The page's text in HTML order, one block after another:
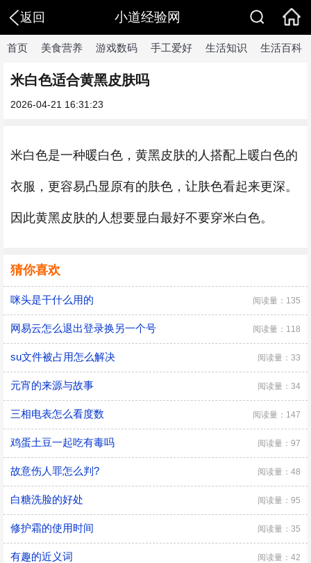
返回 小道经验网
首页 美食营养 游戏数码 手工爱好 生活知识 生活百科
米白色适合黄黑皮肤吗
2026-04-21 16:31:23
米白色是一种暖白色，黄黑皮肤的人搭配上暖白色的
衣服，更容易凸显原有的肤色，让肤色看起来更深。
因此黄黑皮肤的人想要显白最好不要穿米白色。
猜你喜欢
咪头是干什么用的 阅读量：135
网易云怎么退出登录换另一个号 阅读量：118
su文件被占用怎么解决 阅读量：33
元宵的来源与故事 阅读量：34
三相电表怎么看度数 阅读量：147
鸡蛋土豆一起吃有毒吗 阅读量：97
故意伤人罪怎么判? 阅读量：48
白糖洗脸的好处 阅读量：95
修护霜的使用时间 阅读量：35
有趣的近义词 阅读量：42